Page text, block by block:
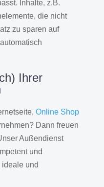
Inhalte, z.B.
die nicht
zu sparen auf
Ihrer
Online Shop
Dann freuen
Außendienst
und
und